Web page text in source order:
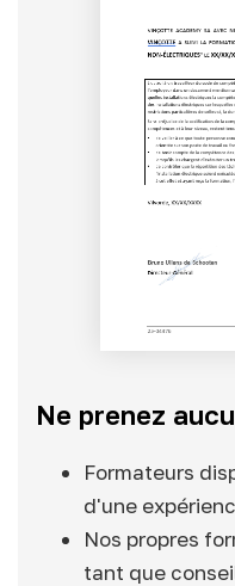
Ne prenez
Formateurs
d'une
Nos propres
tant que